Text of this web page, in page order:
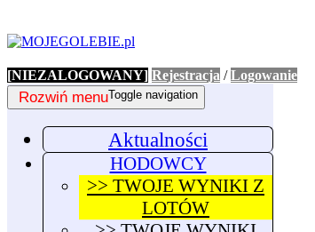
[NIEZALOGOWANY] Rejestracja /Logowanie
Toggle navigation
Rozwiń menu
Aktualności
HODOWCY
>> TWOJE WYNIKI Z
LOTÓW